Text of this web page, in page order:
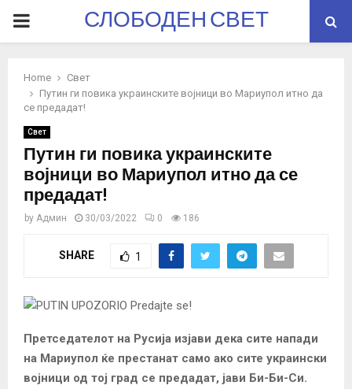
PRIMARYСЛОБОДЕН СВЕТ
Home
Свет
Путин ги повика украинските војници во Мариупол итно да
се предадат!
Свет
Путин ги повика украинските
војници во Мариупол итно да се
предадат!
by Админ 30/03/2022 0 186
SHARE 1
Претседателот на Русија изјави дека сите напади
на Мариупол ќе престанат само ако сите украински
војници од тој град се предадат, јави Би-Би-Си.